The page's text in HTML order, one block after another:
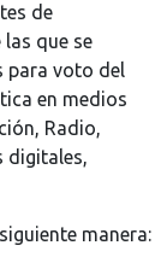
de
que se
para voto del
en medios
Radio,
digitales,
manera: